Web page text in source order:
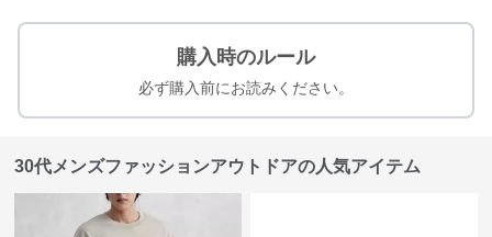
購入時のルール
必ず購入前にお読みください。
30代メンズファッションアウトドアの人気アイテム